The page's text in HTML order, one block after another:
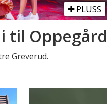
PLUSS
til Oppegård
Greverud.